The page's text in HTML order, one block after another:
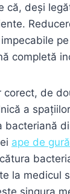
că, deși
completă
corect, de
a
bacteriană
ape de gură
la medicul
singura